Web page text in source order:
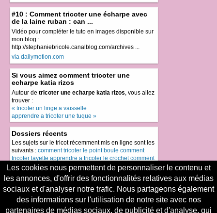
#10 : Comment tricoter une écharpe avec
de la laine ruban : can ...
Vidéo pour compléter le tuto en images disponible sur
mon blog :
http://stephaniebricole.canalblog.com/archives ...
via dailymotion.com
Si vous aimez comment tricoter une
echarpe katia rizos
Autour de tricoter une echarpe katia rizos , vous allez
trouver :
« tricoter un linge a vaisselle
apprendre a tricoter une tuque »
Dossiers récents
Les sujets sur le tricot récemment mis en ligne sont les
suivants : comment tricoter le point boule comment
tricoter layette apprendre a tricoter le crochet comment
tricoter la laine sensual comment tricoter une pochette
Le meilleur du tricot
Le top du tricot, les sujets les plus demandés sont
comment tricoter la laine phildar tango, suivis de près
parcomment tricoter laine tango phildar,apprendre a
Les cookies nous permettent de personnaliser le contenu et
les annonces, d'offrir des fonctionnalités relatives aux médias
sociaux et d'analyser notre trafic. Nous partageons également
des informations sur l'utilisation de notre site avec nos
partenaires de médias sociaux, de publicité et d'analyse, qui